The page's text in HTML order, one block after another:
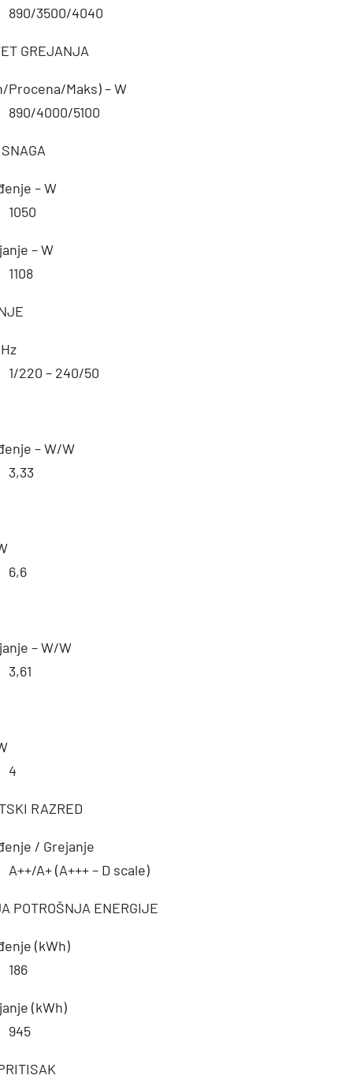
890/3500/4040
GREJANJA
Procena/Maks) – W
890/4000/5100
– W
1050
– W
1108
1/220 – 240/50
– W/W
3,33
6,6
– W/W
3,61
4
RAZRED
/ Grejanje
A++/A+ (A+++ – D scale)
POTROŠNJA ENERGIJE
(kWh)
186
(kWh)
945